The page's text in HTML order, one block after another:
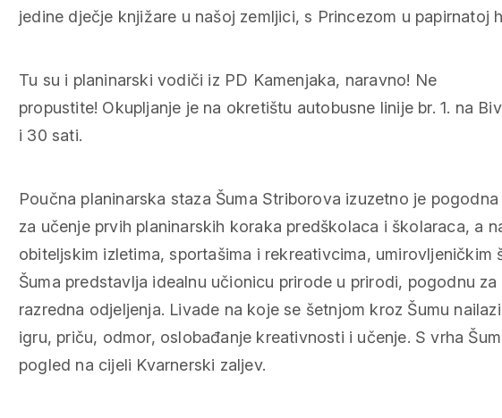
jedine dječje knjižare u našoj zemljici, s Princezom u papirnatoj
Tu su i planinarski vodiči iz PD Kamenjaka, naravno! Ne
propustite! Okupljanje je na okretištu autobusne linije br. 1. na
i 30 sati.
Poučna planinarska staza Šuma Striborova izuzetno je pogodna
za učenje prvih planinarskih koraka predškolaca i školaraca, a
obiteljskim izletima, sportašima i rekreativcima, umirovljeničkim
Šuma predstavlja idealnu učionicu prirode u prirodi, pogodnu
razredna odjeljenja. Livade na koje se šetnjom kroz Šumu
igru, priču, odmor, oslobađanje kreativnosti i učenje. S vrha
pogled na cijeli Kvarnerski zaljev.